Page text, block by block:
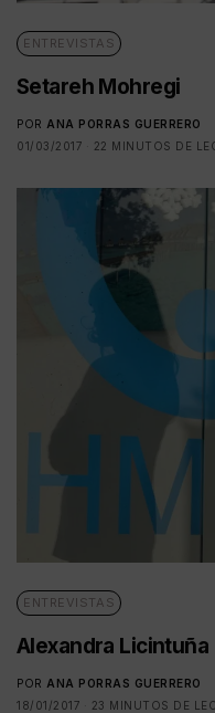
ENTREVISTAS
Setareh Mohregi
POR ANA PORRAS GUERRERO
01/03/2017
22 MINUTOS DE
ENTREVISTAS
Alexandra Licintuña
POR ANA PORRAS GUERRERO
18/01/2017
23 MINUTOS DE